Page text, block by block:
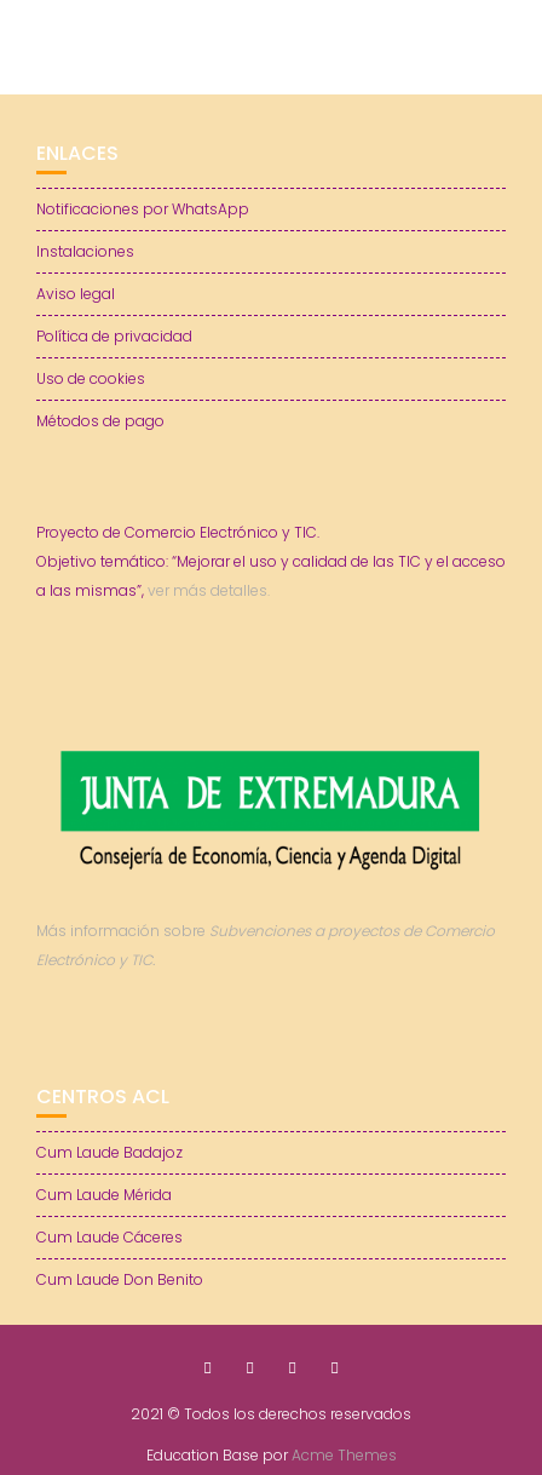
ENLACES
Notificaciones por WhatsApp
Instalaciones
Aviso legal
Política de privacidad
Uso de cookies
Métodos de pago
Proyecto de Comercio Electrónico y TIC.
Objetivo temático: “Mejorar el uso y calidad de las TIC y el acceso
a las mismas”,ver más detalles.
Más información sobre Subvenciones a proyectos de Comercio
Electrónico y TIC.
CENTROS ACL
Cum Laude Badajoz
Cum Laude Mérida
Cum Laude Cáceres
Cum Laude Don Benito
2021 © Todos los derechos reservados
Education Base porAcme Themes